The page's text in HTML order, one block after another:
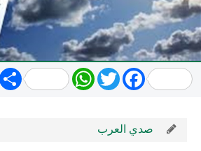
Share WhatsApp
TwitterFacebook
صدي العرب